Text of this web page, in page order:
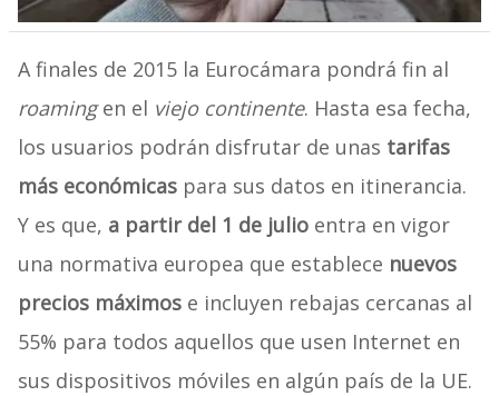
A finales de 2015 la Eurocámara pondrá fin al
roamingen el viejo continente. Hasta esa fecha,
los usuarios podrán disfrutar de unas tarifas
más económicas para sus datos en itinerancia.
Y es que, a partir del 1 de julio entra en vigor
una normativa europea que establece nuevos
precios máximos e incluyen rebajas cercanas al
55% para todos aquellos que usen Internet en
sus dispositivos móviles en algún país de la UE.